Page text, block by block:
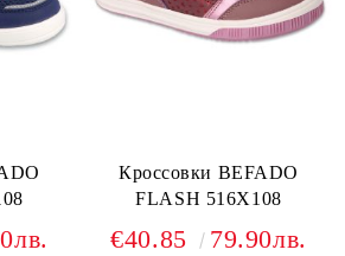
Кроссовки BEFADO
FLASH 516X108
€40.85 79.90лв.